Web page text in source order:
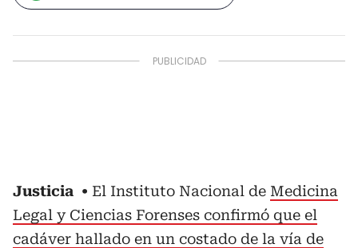
Justicia El Instituto Nacional de Medicina
Legal y Ciencias Forenses confirmó que el
cadáver hallado en un costado de la vía de